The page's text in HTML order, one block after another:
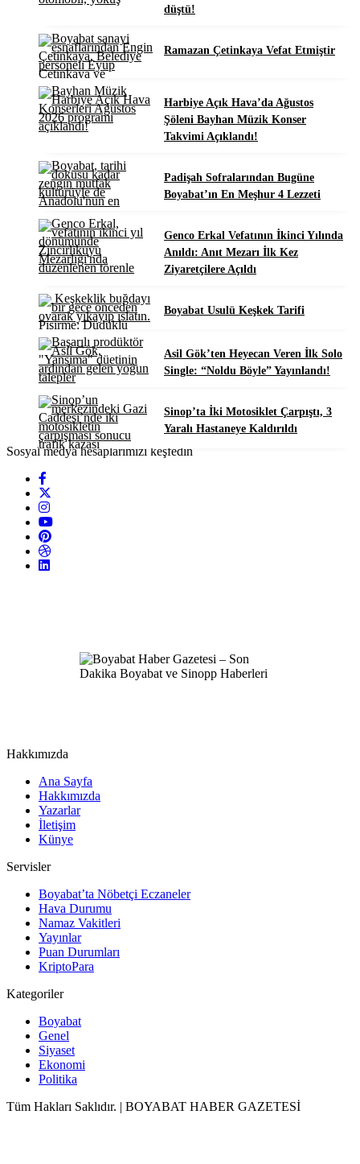
düştü!
Ramazan Çetinkaya Vefat Etmiştir
Harbiye Açık Hava’da Ağustos
Şöleni Bayhan Müzik Konser
Takvimi Açıklandı!
Padişah Sofralarından Bugüne
Boyabat’ın En Meşhur 4 Lezzeti
Genco Erkal Vefatının İkinci Yılında
Anıldı: Anıt Mezarı İlk Kez
Ziyaretçilere Açıldı
Boyabat Usulü Keşkek Tarifi
Asil Gök’ten Heyecan Veren İlk Solo
Single: “Noldu Böyle” Yayınlandı!
Sinop’ta İki Motosiklet Çarpıştı, 3
Yaralı Hastaneye Kaldırıldı
Sosyal medya hesaplarımızı keşfedin
Hakkımızda
Ana Sayfa
Hakkımızda
Yazarlar
İletişim
Künye
Servisler
Boyabat’ta Nöbetçi Eczaneler
Hava Durumu
Namaz Vakitleri
Yayınlar
Puan Durumları
KriptoPara
Kategoriler
Boyabat
Genel
Siyaset
Ekonomi
Politika
Tüm Hakları Saklıdır. | BOYABAT HABER GAZETESİ